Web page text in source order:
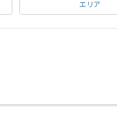
エリア